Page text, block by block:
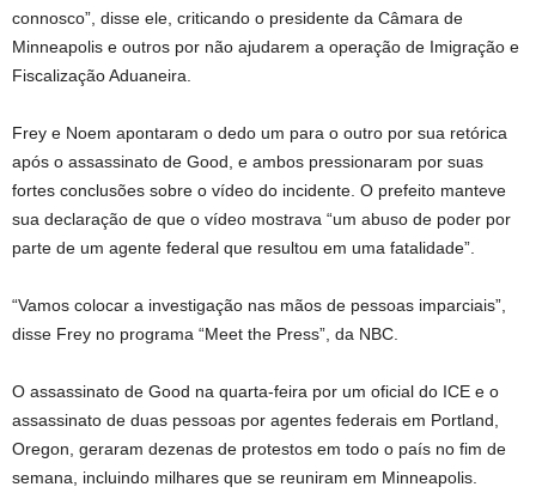
connosco”, disse ele, criticando o presidente da Câmara de
Minneapolis e outros por não ajudarem a operação de Imigração e
Fiscalização Aduaneira.
Frey e Noem apontaram o dedo um para o outro por sua retórica
após o assassinato de Good, e ambos pressionaram por suas
fortes conclusões sobre o vídeo do incidente. O prefeito manteve
sua declaração de que o vídeo mostrava “um abuso de poder por
parte de um agente federal que resultou em uma fatalidade”.
“Vamos colocar a investigação nas mãos de pessoas imparciais”,
disse Frey no programa “Meet the Press”, da NBC.
O assassinato de Good na quarta-feira por um oficial do ICE e o
assassinato de duas pessoas por agentes federais em Portland,
Oregon, geraram dezenas de protestos em todo o país no fim de
semana, incluindo milhares que se reuniram em Minneapolis.